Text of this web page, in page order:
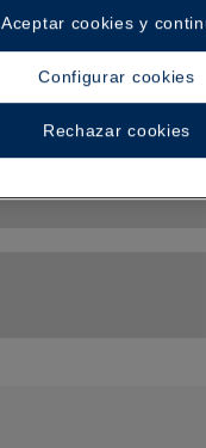
Configurar cookies
Rechazar cookies
Aceptar cookies y